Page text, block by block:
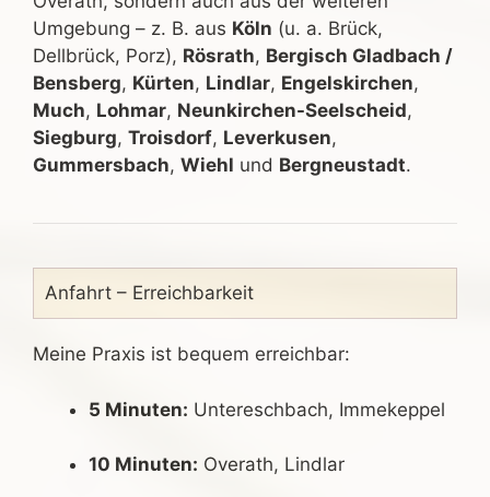
Umgebung – z. B. aus Köln (u. a. Brück,
Dellbrück, Porz), Rösrath, Bergisch Gladbach /
Bensberg, Kürten, Lindlar, Engelskirchen,
Much, Lohmar, Neunkirchen-Seelscheid,
Siegburg, Troisdorf, Leverkusen,
Gummersbach, Wiehl und Bergneustadt.
Anfahrt – Erreichbarkeit
Meine Praxis ist bequem erreichbar:
5 Minuten: Untereschbach, Immekeppel
10 Minuten: Overath, Lindlar